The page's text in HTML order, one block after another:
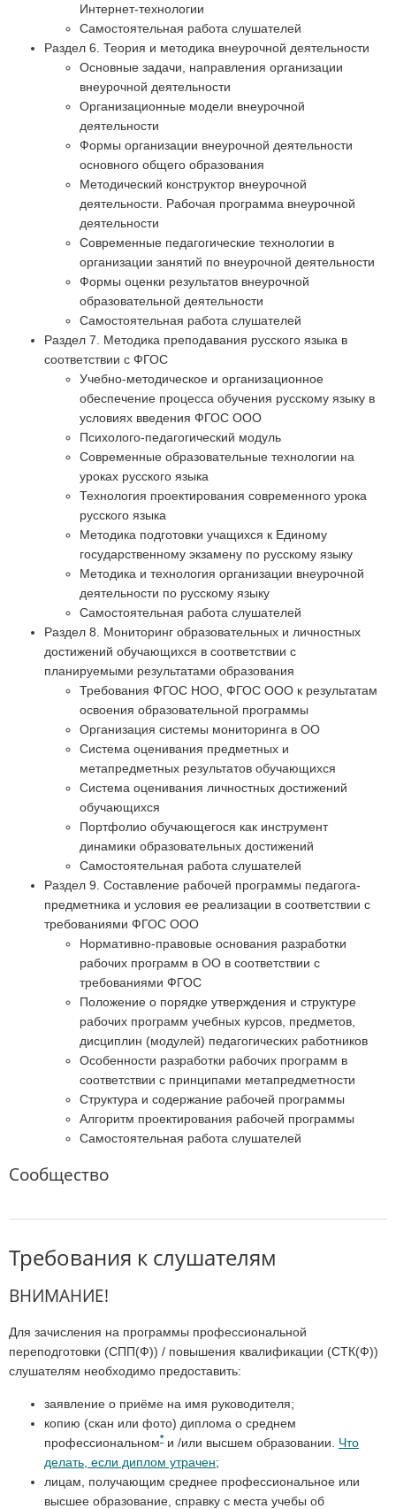
Интернет-технологии
Самостоятельная работа слушателей
Раздел 6. Теория и методика внеурочной деятельности
Основные задачи, направления организации
внеурочной деятельности
Организационные модели внеурочной
деятельности
Формы организации внеурочной деятельности
основного общего образования
Методический конструктор внеурочной
деятельности. Рабочая программа внеурочной
деятельности
Современные педагогические технологии в
организации занятий по внеурочной деятельности
Формы оценки результатов внеурочной
образовательной деятельности
Самостоятельная работа слушателей
Раздел 7. Методика преподавания русского языка в
соответствии с ФГОС
Учебно-методическое и организационное
обеспечение процесса обучения русскому языку в
условиях введения ФГОС ООО
Психолого-педагогический модуль
Современные образовательные технологии на
уроках русского языка
Технология проектирования современного урока
русского языка
Методика подготовки учащихся к Единому
государственному экзамену по русскому языку
Методика и технология организации внеурочной
деятельности по русскому языку
Самостоятельная работа слушателей
Раздел 8. Мониторинг образовательных и личностных
достижений обучающихся в соответствии с
планируемыми результатами образования
Требования ФГОС НОО, ФГОС ООО к результатам
освоения образовательной программы
Организация системы мониторинга в ОО
Система оценивания предметных и
метапредметных результатов обучающихся
Система оценивания личностных достижений
обучающихся
Портфолио обучающегося как инструмент
динамики образовательных достижений
Самостоятельная работа слушателей
Раздел 9. Составление рабочей программы педагога-
предметника и условия ее реализации в соответствии с
требованиями ФГОС ООО
Нормативно-правовые основания разработки
рабочих программ в ОО в соответствии с
требованиями ФГОС
Положение о порядке утверждения и структуре
рабочих программ учебных курсов, предметов,
дисциплин (модулей) педагогических работников
Особенности разработки рабочих программ в
соответствии с принципами метапредметности
Структура и содержание рабочей программы
Алгоритм проектирования рабочей программы
Самостоятельная работа слушателей
Сообщество
Требования к слушателям
ВНИМАНИЕ!
Для зачисления на программы профессиональной
переподготовки (СПП(Ф)) / повышения квалификации (СТК(Ф))
слушателям необходимо предоставить:
заявление о приёме на имя руководителя;
копию (скан или фото) диплома о среднем
профессиональном* и /или высшем образовании. Что
делать, если диплом утрачен;
лицам, получающим среднее профессиональное или
высшее образование, справку с места учебы об